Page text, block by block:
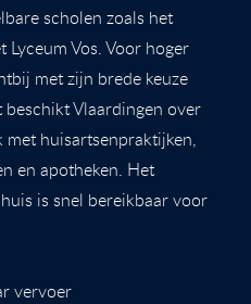
scholen zoals het
Lyceum Vos. Voor hoger
met zijn brede keuze
Vlaardingen over
huisartsenpraktijken,
en apotheken. Het
is snel bereikbaar voor
vervoer